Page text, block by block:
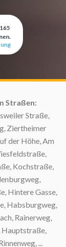
165
Straßen:
Straße,
Ziertheimer
der Höhe, Am
Kochstraße,
Hintere Gasse,
Habsburgweg,
Rainerweg,
...